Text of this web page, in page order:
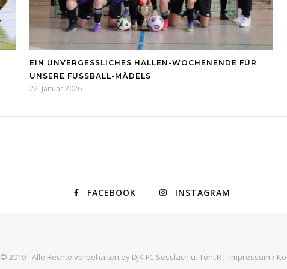
EIN UNVERGESSLICHES HALLEN-WOCHENENDE FÜR
UNSERE FUSSBALL-MÄDELS
22. Januar 2026
FACEBOOK INSTAGRAM
© 2019 - Alle Rechte vorbehalten by DJK FC Sesslach u. Toni.R Impressum /